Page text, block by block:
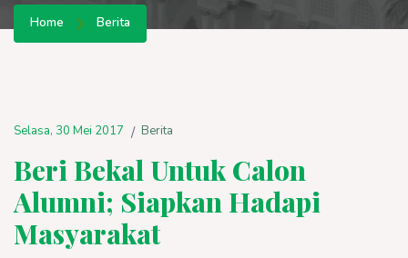
Home Berita
Selasa, 30 Mei 2017 / Berita
Beri Bekal Untuk Calon
Alumni; Siapkan Hadapi
Masyarakat